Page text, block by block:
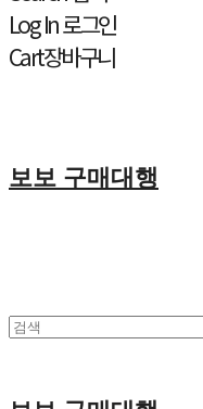
Log In로그인
Cart장바구니
보보 구매대행